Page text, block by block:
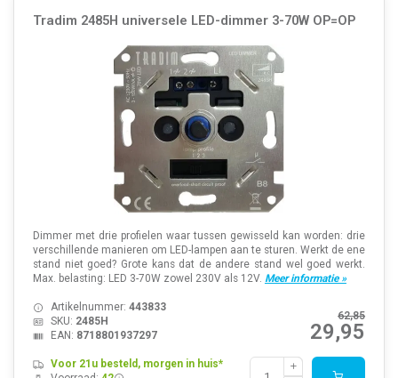
Tradim 2485H universele LED-dimmer 3-70W OP=OP
Dimmer met drie profielen waar tussen gewisseld kan worden: drie
verschillende manieren om LED-lampen aan te sturen. Werkt de ene
stand niet goed? Grote kans dat de andere stand wel goed werkt.
Max. belasting: LED 3-70W zowel 230V als 12V. Meer informatie »
62,85
29,95
Artikelnummer: 443833
SKU: 2485H
EAN: 8718801937297
Voor 21u besteld, morgen in huis*